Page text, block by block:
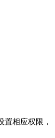
相应权限，